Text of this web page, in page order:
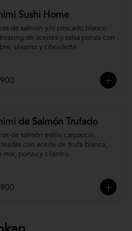
Sushi Home
de salmón y/o pescado blanco
de aceites y salsa ponzu con
sésamo y ciboulette.
de Salmón Trufado
de salmón estilo carpaccio,
con aceite de trufa blanca,
mar, ponzu y cilántro.